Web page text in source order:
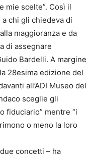
mie scelte”. Così il
chi gli chiedeva di
maggioranza e da
di assegnare
Bardelli. A margine
28esima edizione del
all’ADI Museo del
sceglie gli
fiduciario” mentre “i
o meno la loro
concetti – ha